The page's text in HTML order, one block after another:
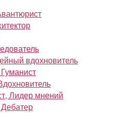
вдохновитель
Лидер мнений